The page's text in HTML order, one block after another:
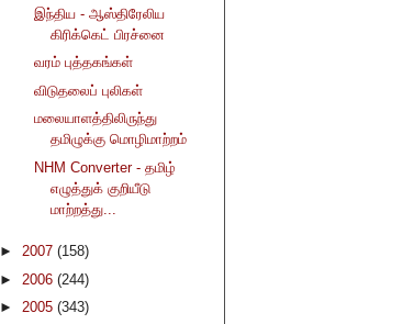
இந்திய - ஆஸ்திரேலிய
கிரிக்கெட் பிரச்னை
வரம் புத்தகங்கள்
விடுதலைப் புலிகள்
மலையாளத்திலிருந்து
தமிழுக்கு மொழிமாற்றம்
NHM Converter - தமிழ்
எழுத்துக் குறியீடு
மாற்றத்து...
► 2007 (158)
► 2006 (244)
► 2005 (343)